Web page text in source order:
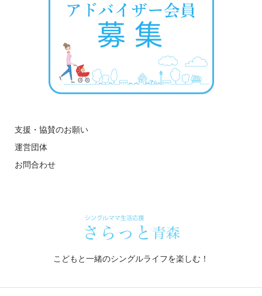
支援・協賛のお願い
運営団体
お問合わせ
こどもと一緒のシングルライフを楽しむ！